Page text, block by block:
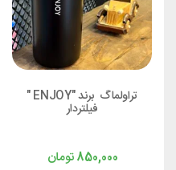
تراولماگ برند "ENJOY "
فیلتردار
تومان850,000